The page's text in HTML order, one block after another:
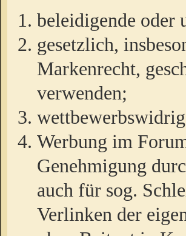
beleidigende oder
gesetzlich,
Markenrecht,
verwenden;
Werbung im
Genehmigung
auch für sog.
Verlinken der